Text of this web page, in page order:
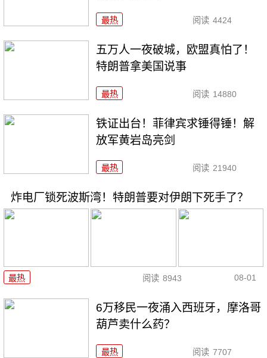
最热 阅读 4424
五万人一夜破城，欧盟真怕了！
特朗普拿美国说事
最热 阅读 14880
铁证出台！菲律宾求锤得锤！解
放军黄岩岛亮剑
最热 阅读 21940
炸电厂锁死波斯湾！特朗普要对伊朗下死手了？
最热 阅读 8943 08-01
6万移民一夜涌入西班牙，摩洛哥
葫芦卖什么药？
最热 阅读 7707